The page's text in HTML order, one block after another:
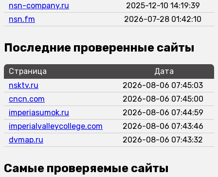
nsn-company.ru
2025-12-10 14:19:39
nsn.fm
2026-07-28 01:42:10
Последние проверенные сайты
Страница
Дата
nsktv.ru
2026-08-06 07:45:03
cncn.com
2026-08-06 07:45:00
imperiasumok.ru
2026-08-06 07:44:59
imperialvalleycollege.com
2026-08-06 07:43:46
dvmap.ru
2026-08-06 07:43:32
Самые проверяемые сайты